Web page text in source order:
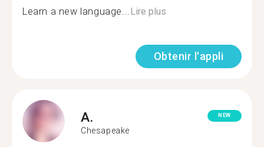
Learn a new language...Lire plus
Obtenir l'appli
A.
Chesapeake
NEW